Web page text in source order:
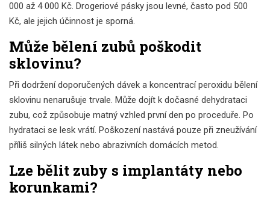
000 až 4 000 Kč. Drogeriové pásky jsou levné, často pod 500
Kč, ale jejich účinnost je sporná.
Může bělení zubů poškodit
sklovinu?
Při dodržení doporučených dávek a koncentrací peroxidu bělení
sklovinu nenarušuje trvale. Může dojít k dočasné dehydrataci
zubu, což způsobuje matný vzhled první den po proceduře. Po
hydrataci se lesk vrátí. Poškození nastává pouze při zneužívání
příliš silných látek nebo abrazivních domácích metod.
Lze bělit zuby s implantáty nebo
korunkami?